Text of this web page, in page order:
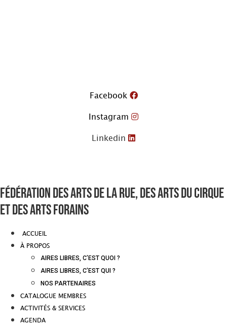
Facebook
Instagram
Linkedin
Fédération des arts de la rue, des arts du cirque
et des arts forains
ACCUEIL
À PROPOS
AIRES LIBRES, C’EST QUOI ?
AIRES LIBRES, C’EST QUI ?
NOS PARTENAIRES
CATALOGUE MEMBRES
ACTIVITÉS & SERVICES
AGENDA